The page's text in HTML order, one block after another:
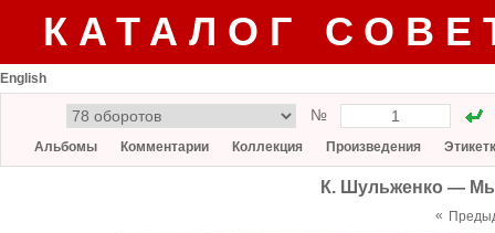
КАТАЛОГ
English
№
Альбомы Комментарии Коллекция Произведения
К. Шульженко —
«